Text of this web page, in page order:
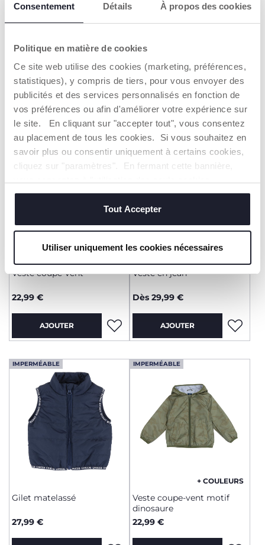
Consentement Détails À propos des cookies
Politique en matière de cookies
Ce site web utilise des cookies (marketing, préférences,
statistiques), y compris de tiers, pour vous envoyer des
publicités et des services personnalisés en fonction de
vos préférences ou afin d'améliorer votre expérience sur
le site. En cliquant sur "accepter tout", vous consentez
au placement de tous les cookies. Si vous souhaitez en
savoir plus ou consentir uniquement à certains cookies,
cliquez sur "paramètres". En fermant cette bannière,
techniques, qui sont essentiels au service demandé.
Tout Accepter
Utiliser uniquement les cookies nécessaires
Blouson avec capuche
45,99 €
AJOUTER
Veste coupe-vent imprimé
22,99 €
AJOUTER
IMPERMÉABLE
Veste coupe-vent
22,99 €
AJOUTER
Veste en jean
Dès 29,99 €
AJOUTER
IMPERMÉABLE
Gilet matelassé
27,99 €
IMPERMÉABLE
+ COULEURS
Veste coupe-vent motif
dinosaure
22,99 €